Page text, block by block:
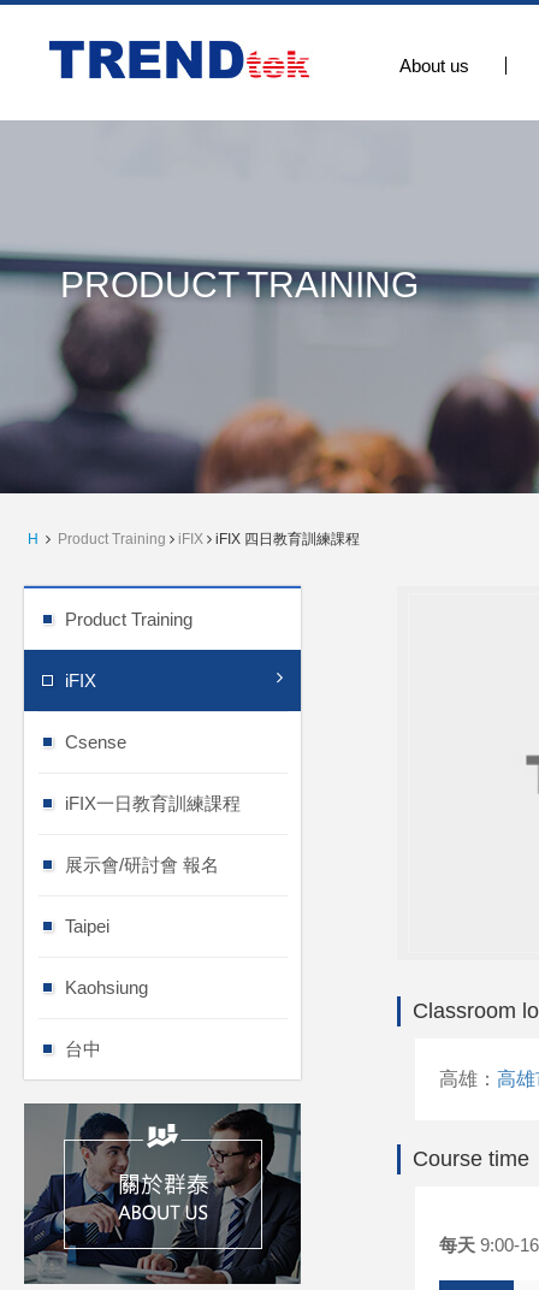
About us
PRODUCT TRAINING
H Product Training iFIX iFIX 四日教育訓練課程
Product Training
iFIX
Csense
iFIX一日教育訓練課程
展示會/研討會 報名
Taipei
Kaohsiung
台中
Classroom
高雄： 高
Course time
每天 9:00-